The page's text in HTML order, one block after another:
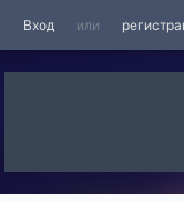
Вход или